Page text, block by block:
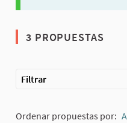
3 PROPUESTAS
Filtrar
Ordenar propuestas por: